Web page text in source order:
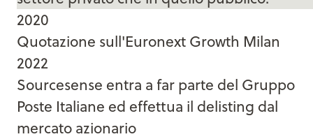
2020
Quotazione sull'Euronext Growth Milan
2022
Sourcesense entra a far parte del Gruppo
Poste Italiane ed effettua il delisting dal
mercato azionario